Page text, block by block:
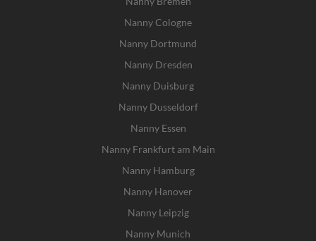
Nanny Cologne
Nanny Dortmund
Nanny Dresden
Nanny Duisburg
Nanny Dusseldorf
Nanny Essen
Nanny Frankfurt am Main
Nanny Hamburg
Nanny Hanover
Nanny Leipzig
Nanny Munich